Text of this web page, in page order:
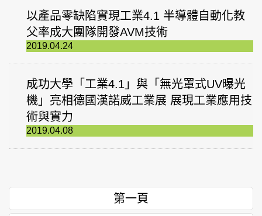
以產品零缺陷實現工業4.1 半導體自動化教
父率成大團隊開發AVM技術
2019.04.24
成功大學「工業4.1」與「無光罩式UV曝光
機」亮相德國漢諾威工業展 展現工業應用技
術與實力
2019.04.08
第一頁